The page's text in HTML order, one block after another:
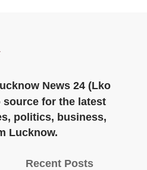
News 24 (Lko
source for the latest
politics, business,
Lucknow.
Recent Posts